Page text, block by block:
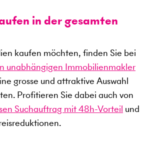
in der gesamten
kaufen möchten, finden Sie bei
unabhängigen Immobilienmakler
grosse und attraktive Auswahl
Profitieren Sie dabei auch von
Suchauftrag mit 48h-Vorteil und